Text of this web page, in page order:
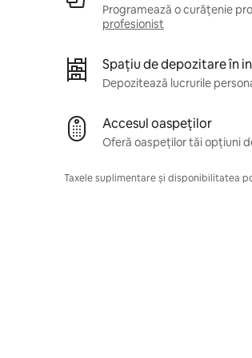
Programează o curățenie
profesionist
Spațiu de depozitare în
Depozitează lucrurile
Accesul oaspeților
Oferă oaspeților tăi opțiuni
Taxele suplimentare și disponibilitatea